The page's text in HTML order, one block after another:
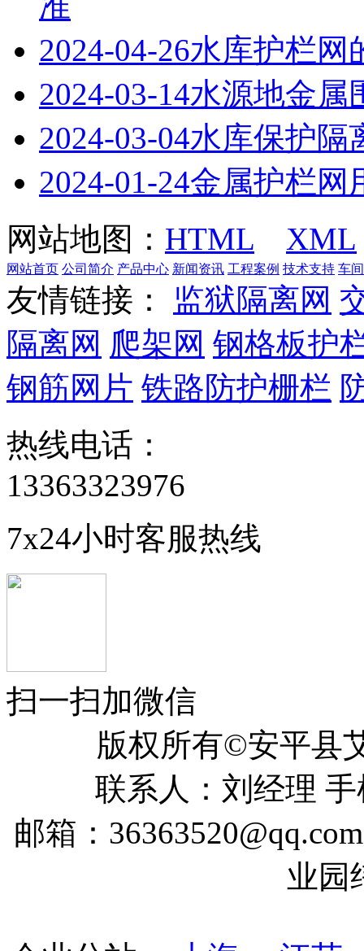
2024-04-26水库护栏网
2024-03-14水源地金属
2024-03-04水库保护隔
2024-01-24金属护栏网
网站地图： HTML XML
网站首页 公司简介 产品中心 新闻资讯 工程案例 技术支持 车
友情链接： 监狱隔离网
隔离网 爬架网 钢格板护
钢筋网片 铁路防护栅栏
热线电话：
13363323976
7x24小时客服热线
扫一扫加微信
版权所有©安平
联系人：刘经理 手
邮箱：
业园